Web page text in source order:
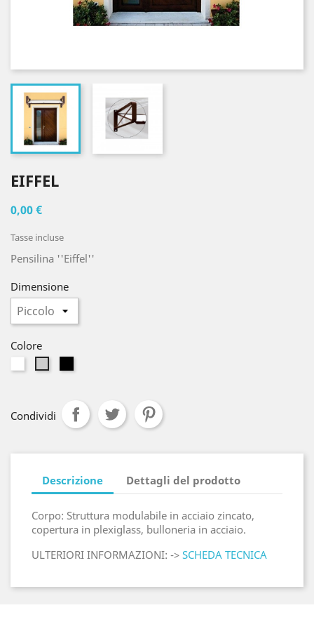
EIFFEL
0,00 €
Tasse incluse
Pensilina ''Eiffel''
Dimensione
Colore
Condividi
Descrizione Dettagli del prodotto
Corpo: Struttura modulabile in acciaio zincato,
copertura in plexiglass, bulloneria in acciaio.
ULTERIORI INFORMAZIONI: -> SCHEDA TECNICA